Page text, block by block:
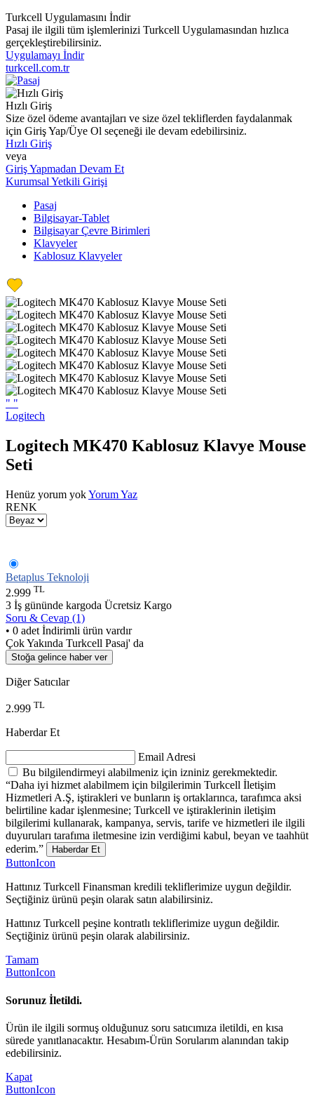
Turkcell Uygulamasını İndir
Pasaj ile ilgili tüm işlemlerinizi Turkcell Uygulamasından hızlıca
gerçekleştirebilirsiniz.
Uygulamayı İndir
turkcell.com.tr
Hızlı Giriş
Size özel ödeme avantajları ve size özel tekliflerden faydalanmak
için Giriş Yap/Üye Ol seçeneği ile devam edebilirsiniz.
Hızlı Giriş
veya
Giriş Yapmadan Devam Et
Kurumsal Yetkili Girişi
Pasaj
Bilgisayar-Tablet
Bilgisayar Çevre Birimleri
Klavyeler
Kablosuz Klavyeler
" "
Logitech
Logitech MK470 Kablosuz Klavye Mouse
Seti
Henüz yorum yokYorum Yaz
RENK
Betaplus Teknoloji
2.999 TL
3 İş gününde kargoda Ücretsiz Kargo
Soru & Cevap (1)
• 0 adet İndirimli ürün vardır
Çok Yakında Turkcell Pasaj' da
Stoğa gelince haber ver
Diğer Satıcılar
2.999 TL
Haberdar Et
Email Adresi
Bu bilgilendirmeyi alabilmeniz için izniniz gerekmektedir.
“Daha iyi hizmet alabilmem için bilgilerimin Turkcell İletişim
Hizmetleri A.Ş, iştirakleri ve bunların iş ortaklarınca, tarafımca aksi
belirtiline kadar işlenmesine; Turkcell ve iştiraklerinin iletişim
bilgilerimi kullanarak, kampanya, servis, tarife ve hizmetleri ile ilgili
duyuruları tarafıma iletmesine izin verdiğimi kabul, beyan ve taahhüt
ederim.”
Haberdar Et
ButtonIcon
Hattınız Turkcell Finansman kredili tekliflerimize uygun değildir.
Seçtiğiniz ürünü peşin olarak satın alabilirsiniz.
Hattınız Turkcell peşine kontratlı tekliflerimize uygun değildir.
Seçtiğiniz ürünü peşin olarak alabilirsiniz.
Tamam
ButtonIcon
Sorunuz İletildi.
Ürün ile ilgili sormuş olduğunuz soru satıcımıza iletildi, en kısa
sürede yanıtlanacaktır. Hesabım-Ürün Sorularım alanından takip
edebilirsiniz.
Kapat
ButtonIcon